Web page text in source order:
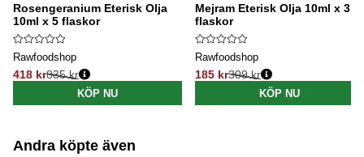
Rosengeranium Eterisk Olja
10ml x 5 flaskor
Rawfoodshop
418 kr
Ordinarie pris:
835 kr
KÖP NU
Mejram Eterisk Olja 10ml x 3
flaskor
Rawfoodshop
185 kr
Ordinarie pris:
309 kr
KÖP NU
Andra köpte även